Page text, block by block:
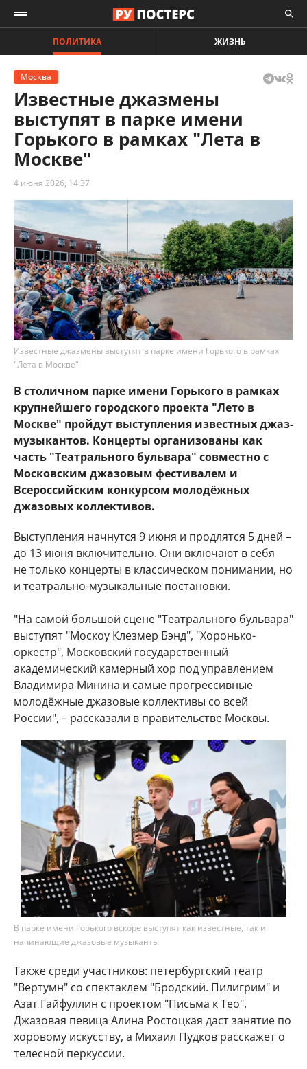
ПОЛИТИКА ЖИЗНЬ
Москва
Известные джазмены
выступят в парке имени
Горького в рамках "Лета в
Москве"
4 июня 2026, 14:37
Известные джазмены выступят в парке имени Горького в рамках
"Лета в Москве"
В столичном парке имени Горького в рамках
крупнейшего городского проекта "Лето в
Москве" пройдут выступления известных джаз-
музыкантов. Концерты организованы как
часть "Театрального бульвара" совместно с
Московским джазовым фестивалем и
Всероссийским конкурсом молодёжных
джазовых коллективов.
Выступления начнутся 9 июня и продлятся 5 дней –
до 13 июня включительно. Они включают в себя
не только концерты в классическом понимании, но
и театрально-музыкальные постановки.
"На самой большой сцене "Театрального бульвара"
выступят "Москоу Клезмер Бэнд", "Хоронько-
оркестр", Московский государственный
академический камерный хор под управлением
Владимира Минина и самые прогрессивные
молодёжные джазовые коллективы со всей
России", – рассказали в правительстве Москвы.
В парке имени Горького вскоре выступят как известные, так и
начинающие джазовые музыканты
Также среди участников: петербургский театр
"Вертумн" со спектаклем "Бродский. Пилигрим" и
Азат Гайфуллин с проектом "Письма к Тео".
Джазовая певица Алина Ростоцкая даст занятие по
хоровому искусству, а Михаил Пудков расскажет о
телесной перкуссии.